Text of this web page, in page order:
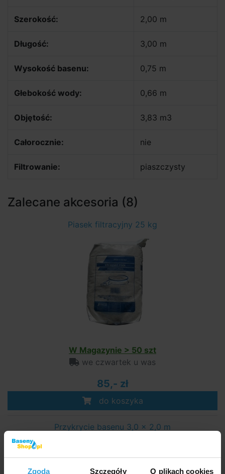
Zgoda Szczegóły O plikach cookies
Szerokość: 2,00 m
Długość: 3,00 m
Wysokość basenu: 0,75 m
Głebokość wody: 0,66 m
Objętość: 3,83 m3
Całorocznie: nie
Filtrowanie: piaszczysty
Zalecane akcesoria (8)
Piasek filtracyjny 25 kg
W Magazynie > 50 szt
we czwartek u was
85,- zł
do koszyka
Przykrycie basenu 3,0 x 2,0 m